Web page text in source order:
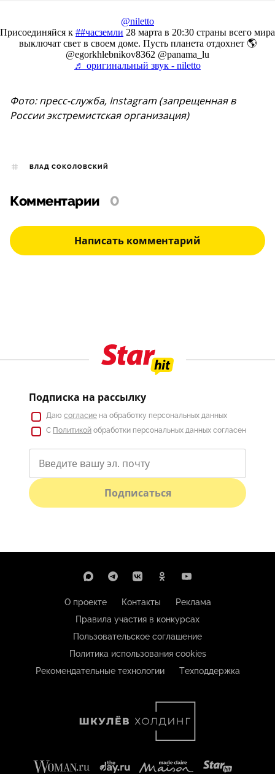
@niletto
Присоединяйся к ##часземли 28 марта в 20:30 страны всего мира
выключат свет в своем доме. Пусть планета отдохнет 🌎
@egorkhlebnikov8362 @panama_lu
♬ оригинальный звук - niletto
Фото: пресс-служба, Instagram (запрещенная в
России экстремистская организация)
ВЛАД СОКОЛОВСКИЙ
Комментарии 0
Написать комментарий
Подписка на рассылку
Даю согласие на обработку персональных данных
С Политикой обработки персональных данных согласен
Подписаться
О проекте Контакты
Реклама
Правила участия в конкурсах
Пользовательское соглашение
Политика использования cookies
Рекомендательные технологии
Техподдержка